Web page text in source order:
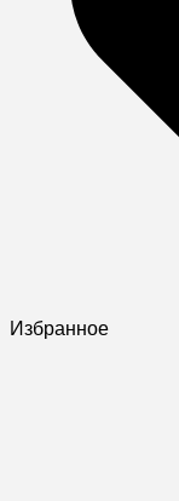
Избранное